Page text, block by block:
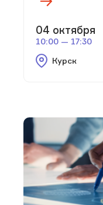
04 октября
10:00 — 17:30
Курск